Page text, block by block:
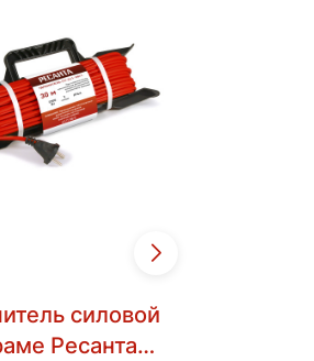
силовой
Ресанта